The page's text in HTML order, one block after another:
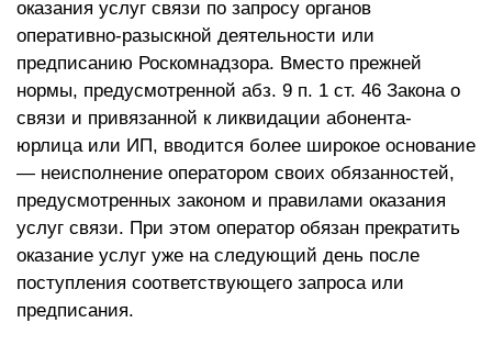
оказания услуг связи по запросу органов
оперативно-разыскной деятельности или
предписанию Роскомнадзора. Вместо прежней
нормы, предусмотренной абз. 9 п. 1 ст. 46 Закона о
связи и привязанной к ликвидации абонента-
юрлица или ИП, вводится более широкое основание
— неисполнение оператором своих обязанностей,
предусмотренных законом и правилами оказания
услуг связи. При этом оператор обязан прекратить
оказание услуг уже на следующий день после
поступления соответствующего запроса или
предписания.